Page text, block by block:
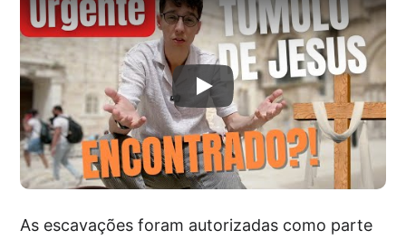
As escavações foram autorizadas como parte